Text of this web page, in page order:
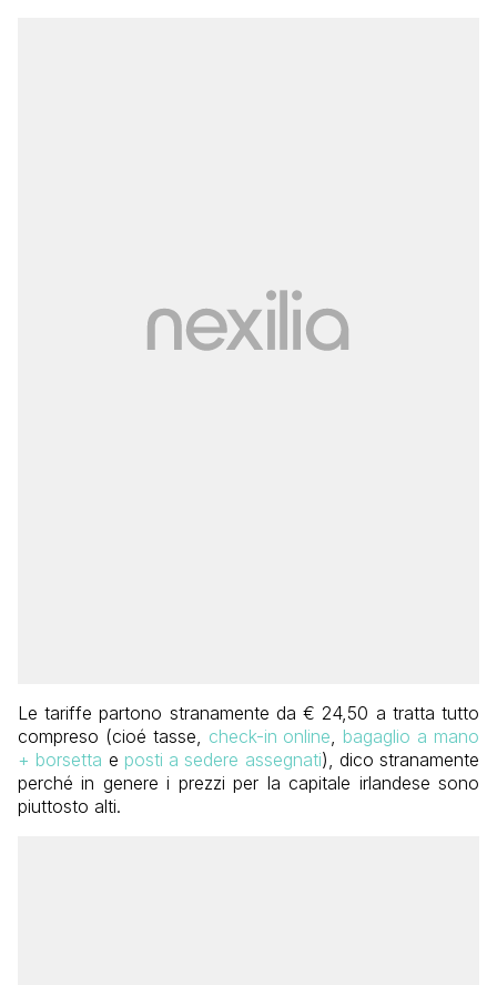
Le tariffe partono stranamente da € 24,50 a tratta tutto
compreso (cioé tasse, check-in online
bagaglio a mano
+ borsetta e posti a sedere assegnati), dico stranamente
perché in genere i prezzi per la capitale irlandese sono
piuttosto alti.